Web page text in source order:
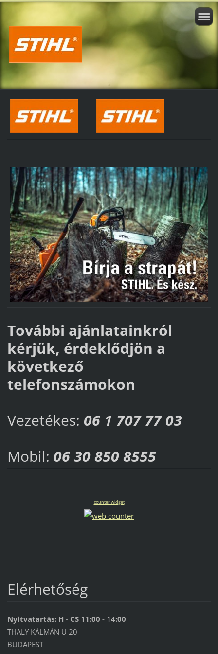
További ajánlatainkról
kérjük, érdeklődjön a
következő
telefonszámokon
Vezetékes: 06 1 707 77 03
Mobil: 06 30 850 8555
counter widget
Elérhetőség
Nyitvatartás: H - CS 11:00 - 14:00
THALY KÁLMÁN U 20
BUDAPEST